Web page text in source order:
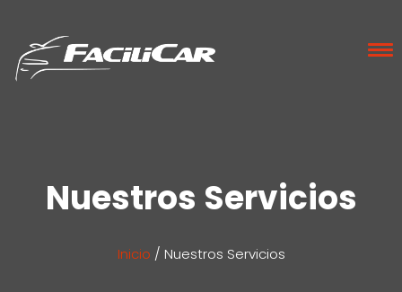
Nuestros Servicios
Inicio / Nuestros Servicios